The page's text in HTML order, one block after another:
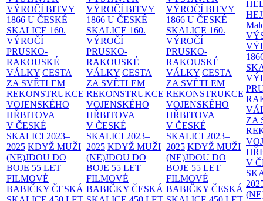
VÝROČÍ BITVY
1866 U ČESKÉ
SKALICE 160.
VÝROČÍ
PRUSKO-
RAKOUSKÉ
VÁLKY CESTA
ZA SVĚTLEM
REKONSTRUKCE
VOJENSKÉHO
HŘBITOVA
V ČESKÉ
SKALICI 2023–
2025 KDYŽ MUŽI
(NE)JDOU DO
BOJE 55 LET
FILMOVÉ
BABIČKY ČESKÁ
VÝROČÍ BITVY
1866 U ČESKÉ
SKALICE 160.
VÝROČÍ
PRUSKO-
RAKOUSKÉ
VÁLKY CESTA
ZA SVĚTLEM
REKONSTRUKCE
VOJENSKÉHO
HŘBITOVA
V ČESKÉ
SKALICI 2023–
2025 KDYŽ MUŽI
(NE)JDOU DO
BOJE 55 LET
FILMOVÉ
BABIČKY ČESKÁ
VÝROČÍ BITVY
1866 U ČESKÉ
SKALICE 160.
VÝROČÍ
PRUSKO-
RAKOUSKÉ
VÁLKY CESTA
ZA SVĚTLEM
REKONSTRUKCE
VOJENSKÉHO
HŘBITOVA
V ČESKÉ
SKALICI 2023–
2025 KDYŽ MUŽI
(NE)JDOU DO
BOJE 55 LET
FILMOVÉ
BABIČKY ČESKÁ
ZA
V